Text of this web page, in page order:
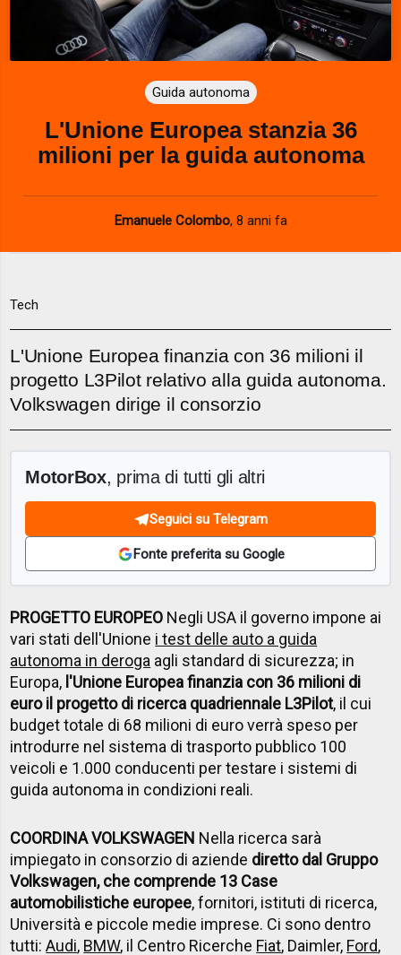
Guida autonoma
L'Unione Europea stanzia 36
milioni per la guida autonoma
Emanuele Colombo, 8 anni fa
Tech
L'Unione Europea finanzia con 36 milioni il
progetto L3Pilot relativo alla guida autonoma.
Volkswagen dirige il consorzio
MotorBox, prima di tutti gli altri
Seguici su Telegram
Fonte preferita su Google
PROGETTO EUROPEO Negli USA il governo impone ai
vari stati dell'Unione i test delle auto a guida
autonoma in deroga agli standard di sicurezza; in
Europa, l'Unione Europea finanzia con 36 milioni di
euro il progetto di ricerca quadriennale L3Pilot, il cui
budget totale di 68 milioni di euro verrà speso per
introdurre nel sistema di trasporto pubblico 100
veicoli e 1.000 conducenti per testare i sistemi di
guida autonoma in condizioni reali.
COORDINA VOLKSWAGEN Nella ricerca sarà
impiegato in consorzio di aziende diretto dal Gruppo
Volkswagen, che comprende 13 Case
automobilistiche europee, fornitori, istituti di ricerca,
Università e piccole medie imprese. Ci sono dentro
tutti:Audi, BMW, il Centro Ricerche Fiat, Daimler, Ford,